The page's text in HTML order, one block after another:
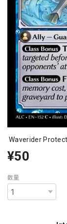
Waverider
¥50
数量